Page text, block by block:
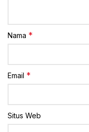
Nama *
Email *
Situs Web